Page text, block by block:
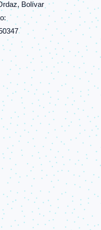
Bolívar